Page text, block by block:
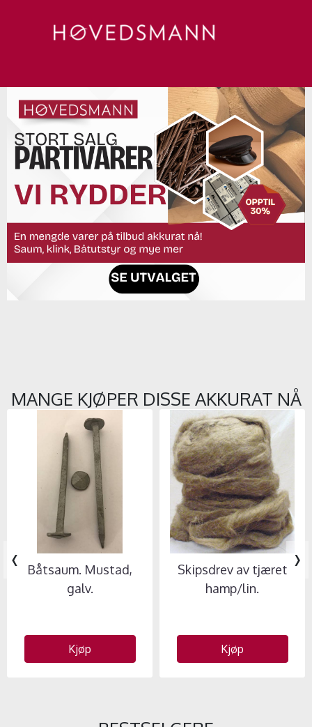
MANGE KJØPER DISSE AKKURAT NÅ
Båtsaum. Mustad,
galv.
Kjøp
Skipsdrev av tjæret
hamp/lin.
Kjøp
‹ ›